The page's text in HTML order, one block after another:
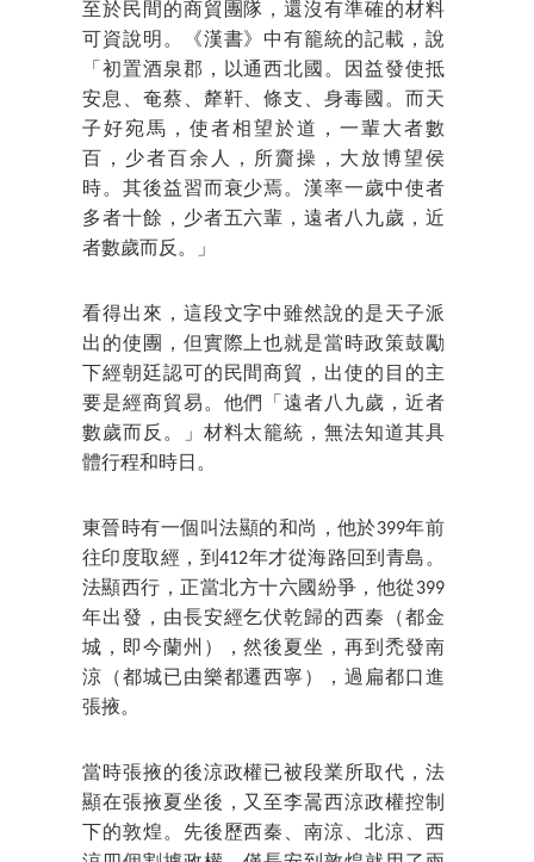
至於民間的商貿團隊，還沒有準確的材料
可資說明。《漢書》中有籠統的記載，說
「初置酒泉郡，以通西北國。因益發使抵
安息、奄蔡、犛靬、條支、身毒國。而天
子好宛馬，使者相望於道，一輩大者數
百，少者百余人，所齎操，大放博望侯
時。其後益習而衰少焉。漢率一歲中使者
多者十餘，少者五六輩，遠者八九歲，近
者數歲而反。」
看得出來，這段文字中雖然說的是天子派
出的使團，但實際上也就是當時政策鼓勵
下經朝廷認可的民間商貿，出使的目的主
要是經商貿易。他們「遠者八九歲，近者
數歲而反。」材料太籠統，無法知道其具
體行程和時日。
東晉時有一個叫法顯的和尚，他於399年前
往印度取經，到412年才從海路回到青島。
法顯西行，正當北方十六國紛爭，他從399
年出發，由長安經乞伏乾歸的西秦（都金
城，即今蘭州），然後夏坐，再到禿發南
涼（都城已由樂都遷西寧），過扁都口進
張掖。
當時張掖的後涼政權已被段業所取代，法
顯在張掖夏坐後，又至李暠西涼政權控制
下的敦煌。先後歷西秦、南涼、北涼、西